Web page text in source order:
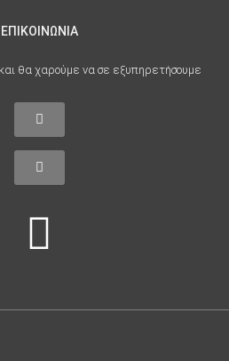
ΕΠΙΚΟΙΝΩΝΙΑ
θα χαρούμε να σε εξυπηρετήσουμε